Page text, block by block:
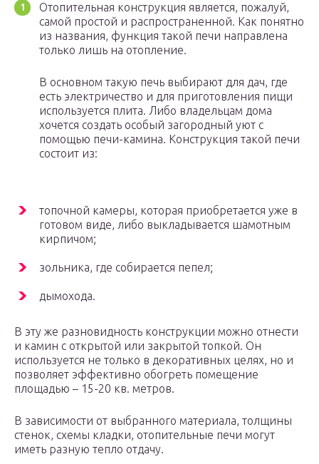
Отопительная конструкция является, пожалуй,
самой простой и распространенной. Как понятно
из названия, функция такой печи направлена
только лишь на отопление.
В основном такую печь выбирают для дач, где
есть электричество и для приготовления пищи
используется плита. Либо владельцам дома
хочется создать особый загородный уют с
помощью печи-камина. Конструкция такой печи
состоит из:
топочной камеры, которая приобретается уже в
готовом виде, либо выкладывается шамотным
кирпичом;
зольника, где собирается пепел;
дымохода.
В эту же разновидность конструкции можно отнести
и камин с открытой или закрытой топкой. Он
используется не только в декоративных целях, но и
позволяет эффективно обогреть помещение
площадью – 15-20 кв. метров.
В зависимости от выбранного материала, толщины
стенок, схемы кладки, отопительные печи могут
иметь разную тепло отдачу.